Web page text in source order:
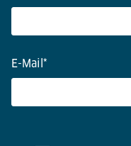
E-Mail *